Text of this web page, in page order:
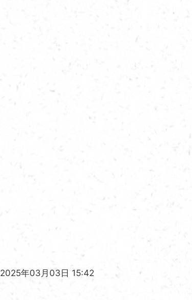
2025年03月03日 15:42